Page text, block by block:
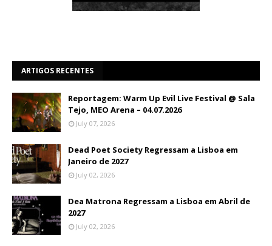
ARTIGOS RECENTES
Reportagem: Warm Up Evil Live Festival @ Sala
Tejo, MEO Arena – 04.07.2026
July 07, 2026
Dead Poet Society Regressam a Lisboa em
Janeiro de 2027
July 02, 2026
Dea Matrona Regressam a Lisboa em Abril de
2027
July 02, 2026